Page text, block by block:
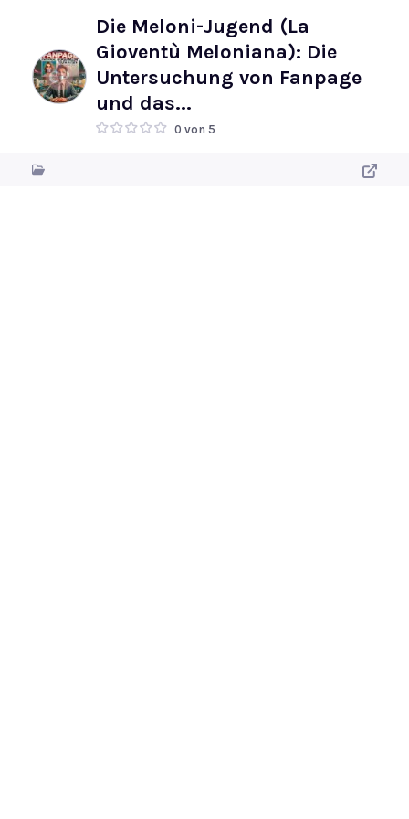
Die Meloni-Jugend (La
Gioventù Meloniana): Die
Untersuchung von Fanpage
und das...
0 von 5